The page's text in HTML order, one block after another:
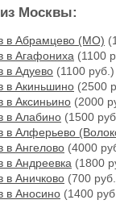
Москвы:
в Абрамцево (МО)
в Агафониха (1100
в Адуево (1100 руб.)
в Акиньшино (2500
в Аксиньино (2000
в Алабино (1500
в Алферьево
в Ангелово (4000
в Андреевка (1800
в Аничково (700
в Аносино (1400